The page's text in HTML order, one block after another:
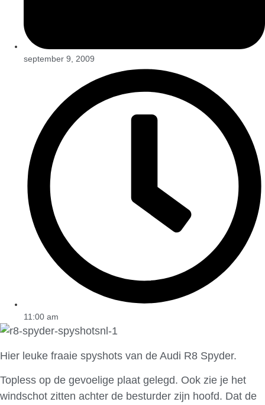
september 9, 2009
11:00 am
Hier leuke fraaie spyshots van de Audi R8 Spyder.
Topless op de gevoelige plaat gelegd. Ook zie je het
windschot zitten achter de besturder zijn hoofd. Dat de